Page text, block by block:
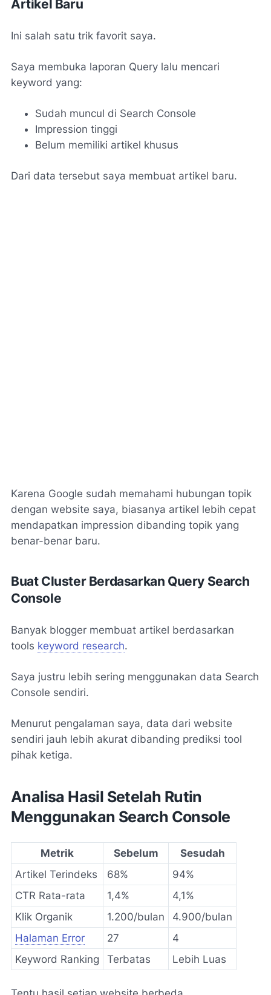
Artikel Baru
Ini salah satu trik favorit saya.
Saya membuka laporan Query lalu mencari
keyword yang:
Sudah muncul di Search Console
Impression tinggi
Belum memiliki artikel khusus
Dari data tersebut saya membuat artikel baru.
Karena Google sudah memahami hubungan topik
dengan website saya, biasanya artikel lebih cepat
mendapatkan impression dibanding topik yang
benar-benar baru.
Buat Cluster Berdasarkan Query Search
Console
Banyak blogger membuat artikel berdasarkan
tools keyword research.
Saya justru lebih sering menggunakan data Search
Console sendiri.
Menurut pengalaman saya, data dari website
sendiri jauh lebih akurat dibanding prediksi tool
pihak ketiga.
Analisa Hasil Setelah Rutin
Menggunakan Search Console
Metrik Sebelum
Sesudah
Artikel Terindeks
68%
94%
CTR Rata-rata
1,4%
4,1%
Klik Organik
1.200/bulan
4.900/bulan
Halaman Error
27
4
Keyword Ranking
Terbatas Lebih Luas